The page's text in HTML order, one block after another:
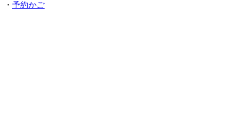
・ 予約かご